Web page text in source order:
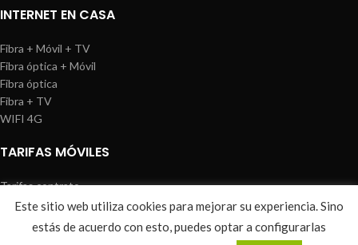
INTERNET EN CASA
Fibra + Móvil + TV
Fibra óptica + Móvil
Fibra óptica
Fibra + TV
WIFI 4G
TARIFAS MÓVILES
Tarifas contrato
Tarifas prepago
WIREDOSAFE Aviso Legal Política de Cookies |Sitemap
Este sitio web utiliza cookies para mejorar su experiencia. Sino
estás de acuerdo con esto, puedes optar a configurarlas